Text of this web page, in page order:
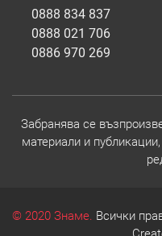
0888 834 837
0888 021 706
0886 970 269
Забранява се
материали и
© 2020 Знаме. Всички